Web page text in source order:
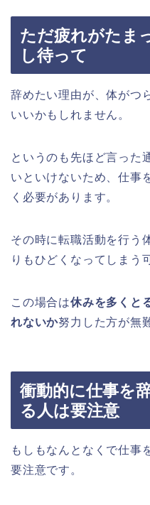
ただ疲れがたま
し待って
辞めたい理由が、体がつ
いいかもしれません。
というのも先ほど言った
いといけないため、仕事
く必要があります。
その時に転職活動を行う
りもひどくなってしまう
この場合は休みを多くと
れないか努力した方が無
衝動的に仕事を
る人は要注意
もしもなんとなくで仕事
要注意です。